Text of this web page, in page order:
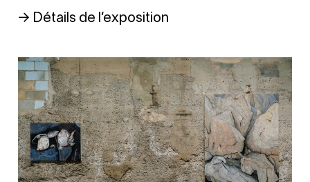
→ Détails de l’exposition